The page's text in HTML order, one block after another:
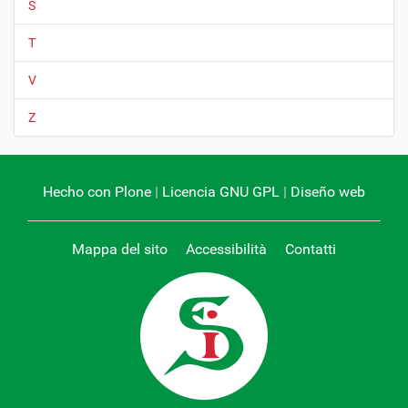
S
T
V
Z
Hecho con Plone | Licencia GNU GPL | Diseño web
Mappa del sito Accessibilità Contatti